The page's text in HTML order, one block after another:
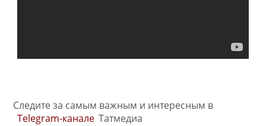
Следите за самым важным и интересным в
Telegram-канале Татмедиа